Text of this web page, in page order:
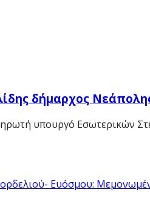
δήμαρχος
υπουργό Εσωτερικών